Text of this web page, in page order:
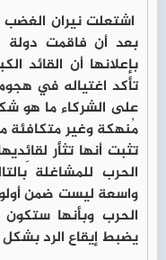
اشتعلت نيران
بعد أن فاقمت دولة
بإعلانها أن القائد
تأكد اغتياله في
على الشركاء ما هو
مُنهكة وغير متكافئة
تثبت أنها تثأر
الحرب للمشاغلة
واسعة ليست ضمن
الحرب وبأنها ستكون
يضبط إيقاع الرد